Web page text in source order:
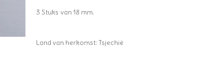
3 Stuks van 18 mm.
Land van herkomst: Tsjechië